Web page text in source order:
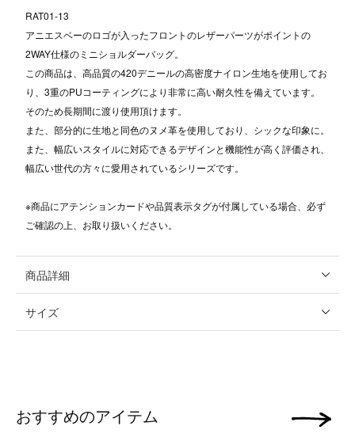
RAT01-13
アニエスベーのロゴが入ったフロントのレザーパーツがポイントの
2WAY仕様のミニショルダーバッグ。
この商品は、高品質の420デニールの高密度ナイロン生地を使用してお
り、3重のPUコーティングにより非常に高い耐久性を備えています。
そのため長期間に渡り使用頂けます。
また、部分的に生地と同色のヌメ革を使用しており、シックな印象に。
また、幅広いスタイルに対応できるデザインと機能性が高く評価され、
幅広い世代の方々に愛用されているシリーズです。
※商品にアテンションカードや品質表示タグが付属している場合、必ず
ご確認の上、お取り扱いください。
商品詳細
サイズ
おすすめのアイテム 次の画像